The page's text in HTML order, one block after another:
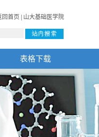
回首页 山大基础医学院
表格下载